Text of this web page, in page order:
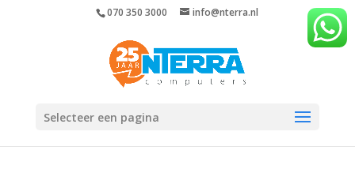
070 350 3000 info@nterra.nl
Selecteer een pagina